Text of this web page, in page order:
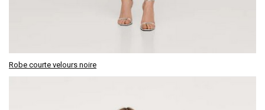
Robe courte velours noire